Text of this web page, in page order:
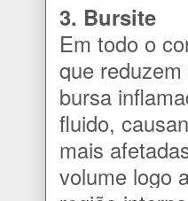
3. Bursite
Em todo o
que
bursa
fluido,
mais
volume logo